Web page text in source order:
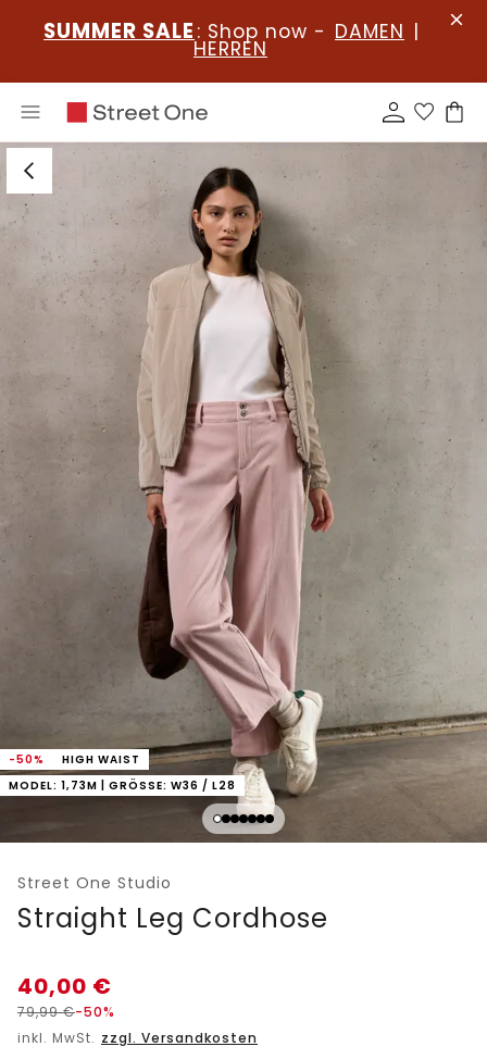
SUMMER SALE : Shop now - DAMEN |
HERREN
-50%
HIGH WAIST
MODEL: 1,73M | GRÖSSE: W36 / L28
Street One Studio
Straight Leg Cordhose
40,00 €
79,99€-50%
inkl. MwSt. zzgl. Versandkosten